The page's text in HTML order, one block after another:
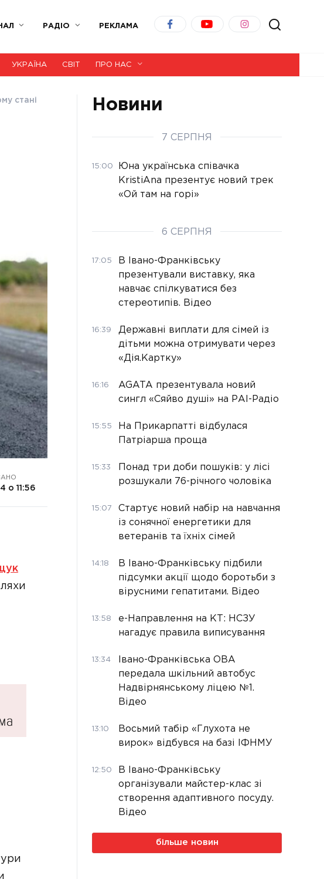
РАДІО РЕКЛАМА
УКРАЇНА СВІТ ПРО НАС
стані
о 11:56
Новини
7 СЕРПНЯ
15:00
Юна українська співачка
KristiAna презентує новий трек
«Ой там на горі»
6 СЕРПНЯ
17:05
В Івано-Франківську
презентували виставку, яка
навчає спілкуватися без
стереотипів. Відео
16:39
Державні виплати для сімей із
дітьми можна отримувати через
«Дія.Картку»
16:16
AGATA презентувала новий
сингл «Сяйво душі» на РАІ-Радіо
15:55
На Прикарпатті відбулася
Патріарша проща
15:33
Понад три доби пошуків: у лісі
розшукали 76-річного чоловіка
15:07
Стартує новий набір на навчання
із сонячної енергетики для
ветеранів та їхніх сімей
14:18
В Івано-Франківську підбили
підсумки акції щодо боротьби з
вірусними гепатитами. Відео
13:58
е-Направлення на КТ: НСЗУ
нагадує правила виписування
13:34
Івано-Франківська ОВА
передала шкільний автобус
Надвірнянському ліцею №1.
Відео
13:10
Восьмий табір «Глухота не
вирок» відбувся на базі ІФНМУ
12:50
В Івано-Франківську
організували майстер-клас зі
створення адаптивного посуду.
Відео
більше новин